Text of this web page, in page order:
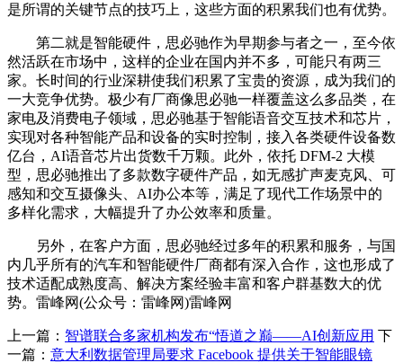
是所谓的关键节点的技巧上，这些方面的积累我们也有优势。
第二就是智能硬件，思必驰作为早期参与者之一，至今依
然活跃在市场中，这样的企业在国内并不多，可能只有两三
家。长时间的行业深耕使我们积累了宝贵的资源，成为我们的
一大竞争优势。极少有厂商像思必驰一样覆盖这么多品类，在
家电及消费电子领域，思必驰基于智能语音交互技术和芯片，
实现对各种智能产品和设备的实时控制，接入各类硬件设备数
亿台，AI语音芯片出货数千万颗。此外，依托 DFM-2 大模
型，思必驰推出了多款数字硬件产品，如无感扩声麦克风、可
感知和交互摄像头、AI办公本等，满足了现代工作场景中的
多样化需求，大幅提升了办公效率和质量。
另外，在客户方面，思必驰经过多年的积累和服务，与国
内几乎所有的汽车和智能硬件厂商都有深入合作，这也形成了
技术适配成熟度高、解决方案经验丰富和客户群基数大的优
势。雷峰网(公众号：雷峰网)雷峰网
上一篇： 智谱联合多家机构发布“悟道之巅——AI创新应用 下
一篇： 意大利数据管理局要求 Facebook 提供关于智能眼镜